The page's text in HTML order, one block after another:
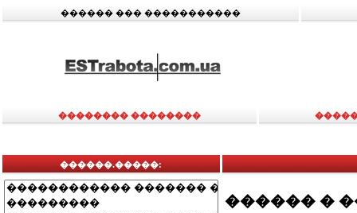
������ ��� �����������
�������� ��������
������.�����:
������ �